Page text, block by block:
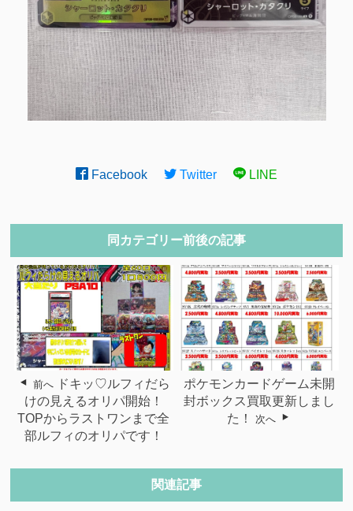
Facebook Twitter LINE
同カテゴリー前後の記事
前へ
ドキッ♡ルフィだら
けの見えるオリパ開始！
TOPからラストワンまで全
部ルフィのオリパです！
ポケモンカードゲーム未開
封ボックス買取更新しまし
た！
次へ
関連記事